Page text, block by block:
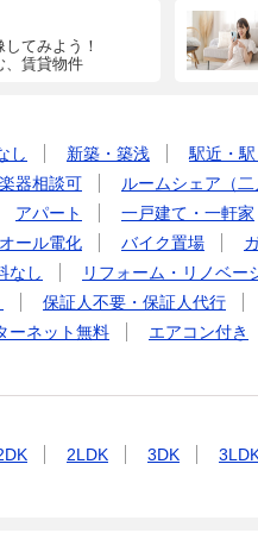
てみよう！
、賃貸物件
し 新築・築浅 駅近・
楽器相談可 ルームシェア（二
アパート 一戸建て・一軒家
オール電化 バイク置場
なし
リフォーム・リノベー
保証人不要・保証人代行
ーネット無料 エアコン付き
2LDK 3DK